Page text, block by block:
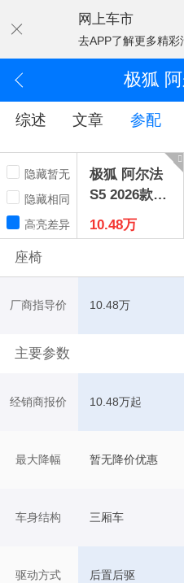
网上车市
去APP了解更多精彩
极狐
综述 文章 参配
隐藏暂无
隐藏相同
高亮差异
极狐 阿尔法
S5 2026款14
50 悦享版20
0kW
10.48万
座椅
厂商指导价
主要参数
经销商报价
最大降幅
车身结构
驱动方式
10.48万
10.48万起
暂无降价优惠
三厢车
后置后驱